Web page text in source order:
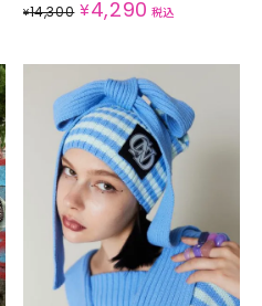
¥14,300 ¥4,290 税込